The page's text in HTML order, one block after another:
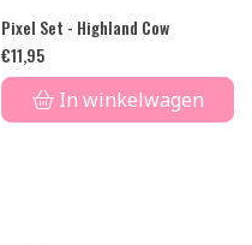
Pixel Set - Highland Cow
€11,95
In winkelwagen